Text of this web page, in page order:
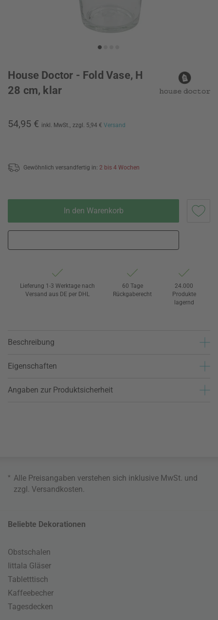
House Doctor - Fold Vase, H
28 cm, klar
54,95 € inkl. MwSt., zzgl. 5,94 € Versand
Gewöhnlich versandfertig in: 2 bis 4 Wochen
In den Warenkorb
Lieferung 1-3 Werktage nach
Versand aus DE per DHL
60 Tage
Rückgaberecht
24.000
Produkte
lagernd
Beschreibung
Eigenschaften
Angaben zur Produktsicherheit
* Alle Preisangaben verstehen sich inklusive MwSt. und
zzgl. Versandkosten
Beliebte Dekorationen
Obstschalen
Iittala Gläser
Tabletttisch
Kaffeebecher
Tagesdecken